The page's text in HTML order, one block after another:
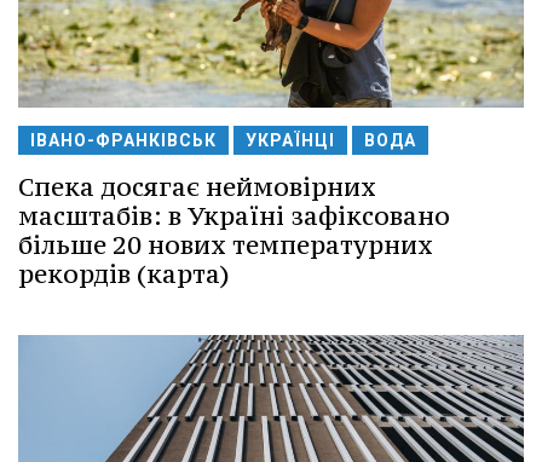
ІВАНО-ФРАНКІВСЬК УКРАЇНЦІ ВОДА
Спека досягає неймовірних
масштабів: в Україні зафіксовано
більше 20 нових температурних
рекордів (карта)